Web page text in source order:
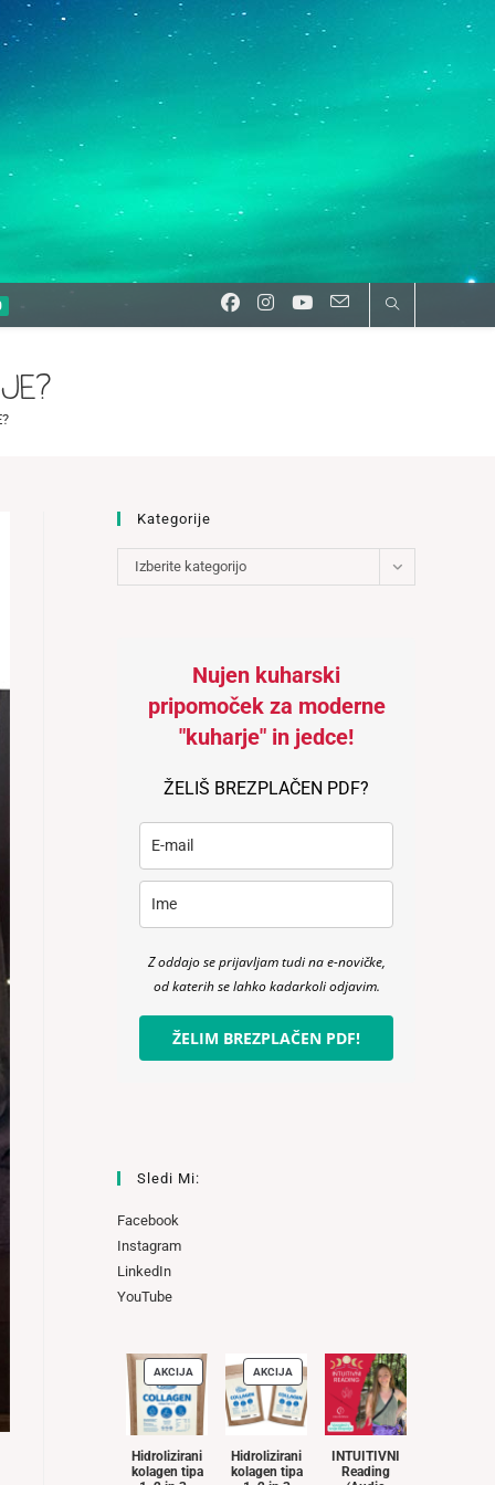
Kategorije
Kategorije
Izberite kategorijo
Nujen kuharski
pripomoček za moderne
"kuharje" in jedce!
ŽELIŠ BREZPLAČEN PDF?
Z oddajo se prijavljam tudi na e-novičke,
od katerih se lahko kadarkoli odjavim.
ŽELIM BREZPLAČEN PDF!
Sledi Mi:
Facebook
Instagram
LinkedIn
YouTube
AKCIJAIZDELKI
V
AKCIJI
Hidrolizirani
kolagen tipa
AKCIJAIZDELKI
V
AKCIJI
Hidrolizirani
kolagen tipa
INTUITIVNI
Reading